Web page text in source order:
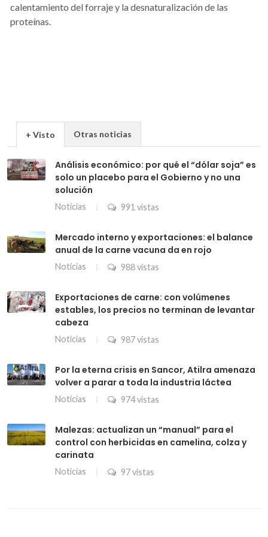
calentamiento del forraje y la desnaturalización de las
proteínas.
+ Visto Otras noticias
Análisis económico: por qué el “dólar soja” es
solo un placebo para el Gobierno y no una
solución
Noticias 991 vistas
Mercado interno y exportaciones: el balance
anual de la carne vacuna da en rojo
Noticias 988 vistas
Exportaciones de carne: con volúmenes
estables, los precios no terminan de levantar
cabeza
Noticias 987 vistas
Por la eterna crisis en Sancor, Atilra amenaza
volver a parar a toda la industria láctea
Noticias 974 vistas
Malezas: actualizan un “manual” para el
control con herbicidas en camelina, colza y
carinata
Noticias 97 vistas